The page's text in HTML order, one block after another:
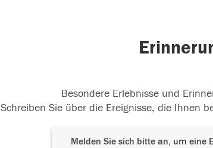
Besondere Erlebnisse und
Schreiben Sie über die Ereignisse, die Ihnen
Melden Sie sich bitte an, um eine